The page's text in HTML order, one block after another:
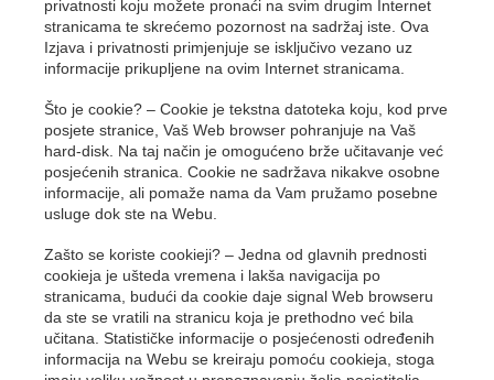
privatnosti koju možete pronaći na svim drugim Internet
stranicama te skrećemo pozornost na sadržaj iste. Ova
Izjava i privatnosti primjenjuje se isključivo vezano uz
informacije prikupljene na ovim Internet stranicama.
Što je cookie? – Cookie je tekstna datoteka koju, kod prve
posjete stranice, Vaš Web browser pohranjuje na Vaš
hard-disk. Na taj način je omogućeno brže učitavanje već
posjećenih stranica. Cookie ne sadržava nikakve osobne
informacije, ali pomaže nama da Vam pružamo posebne
usluge dok ste na Webu.
Zašto se koriste cookieji? – Jedna od glavnih prednosti
cookieja je ušteda vremena i lakša navigacija po
stranicama, budući da cookie daje signal Web browseru
da ste se vratili na stranicu koja je prethodno već bila
učitana. Statističke informacije o posjećenosti određenih
informacija na Webu se kreiraju pomoću cookieja, stoga